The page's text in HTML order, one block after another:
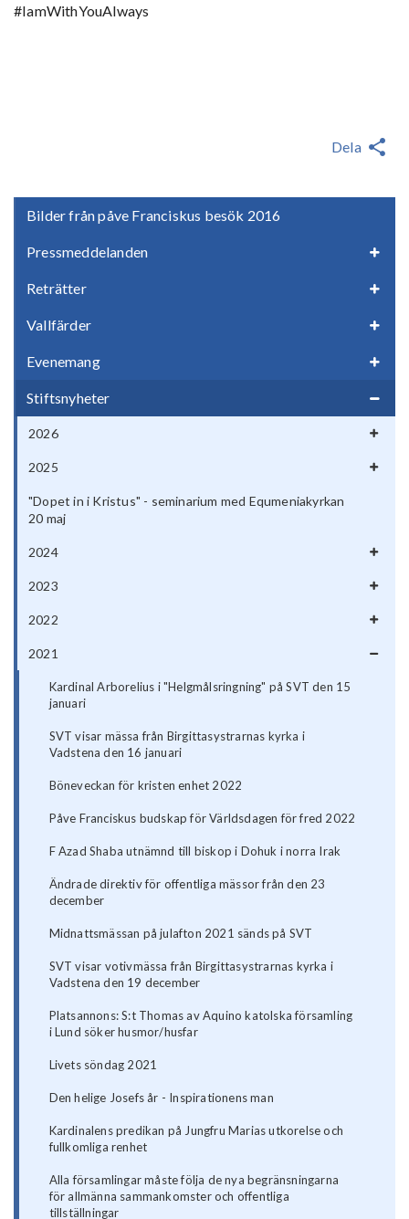
Bilder från påve Franciskus besök 2016
Pressmeddelanden
Reträtter
Vallfärder
Evenemang
Stiftsnyheter
2026
2025
"Dopet in i Kristus" - seminarium med Equmeniakyrkan
20 maj
2024
2023
2022
2021
Kardinal Arborelius i "Helgmålsringning" på SVT den 15
januari
SVT visar mässa från Birgittasystrarnas kyrka i
Vadstena den 16 januari
Böneveckan för kristen enhet 2022
Påve Franciskus budskap för Världsdagen för fred 2022
F Azad Shaba utnämnd till biskop i Dohuk i norra Irak
Ändrade direktiv för offentliga mässor från den 23
december
Midnattsmässan på julafton 2021 sänds på SVT
SVT visar votivmässa från Birgittasystrarnas kyrka i
Vadstena den 19 december
Platsannons: S:t Thomas av Aquino katolska församling
i Lund söker husmor/husfar
Livets söndag 2021
Den helige Josefs år - Inspirationens man
Kardinalens predikan på Jungfru Marias utkorelse och
fullkomliga renhet
Alla församlingar måste följa de nya begränsningarna
för allmänna sammankomster och offentliga
tillställningar
#IamWithYouAlways
Dela